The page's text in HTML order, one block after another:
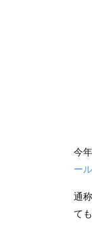
今
ー
通
て